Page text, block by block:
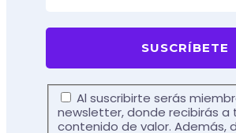
Al suscribirte serás
newsletter, donde recibirás a
contenido de valor. Además,